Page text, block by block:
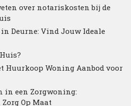
over notariskosten bij de
Deurne: Vind Jouw Ideale
Huurkoop Woning Aanbod voor
in een Zorgwoning:
Op Maat